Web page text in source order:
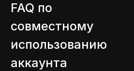
FAQ по
совместному
использованию
аккаунта